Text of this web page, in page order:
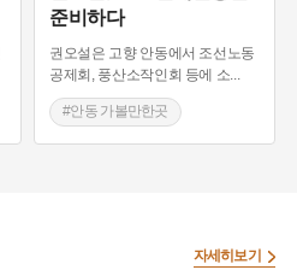
준비하다
권오설은 고향 안동에서 조선노동
공제회, 풍산소작인회 등에 소...
#안동 가볼만한곳
#13도의군
자세히보기